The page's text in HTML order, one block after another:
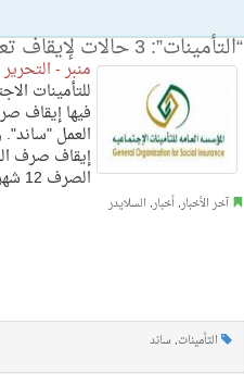
“التأمينات”: 3 حالات لإيقاف تعويض “ساند”
منبر - التحرير
للتأمينات
فيها إيقاف
العمل
إيقاف صرف
الصرف 12 شهراً متصلة أو ..
آخر الأخبار,أخبار, السلايدر
التأمينات, ساند